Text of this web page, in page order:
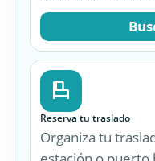
Consejos
Alicante y
No intentes
un solo día.
cuando se aprieta